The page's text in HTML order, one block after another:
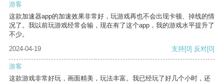
游客
这款加速器app的加速效果非常好，玩游戏再也不会出现卡顿、掉线的情
况了。我以前玩游戏经常会输，现在有了这个app，我的游戏水平提升了
不少。
2024-04-19
支持[0] 反对[0]
游客
这款游戏非常好玩，画面精美，玩法丰富。我已经玩了好几个小时，还